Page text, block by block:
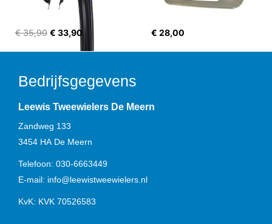
€ 35,90 € 33,90 € 28,00
Bedrijfsgegevens
Leewis Tweewielers De Meern
Zandweg 133
3454 HA De Meern
Telefoon: 030-6663449
E-mail: info@leewistweewielers.nl
KvK: KVK 70526583